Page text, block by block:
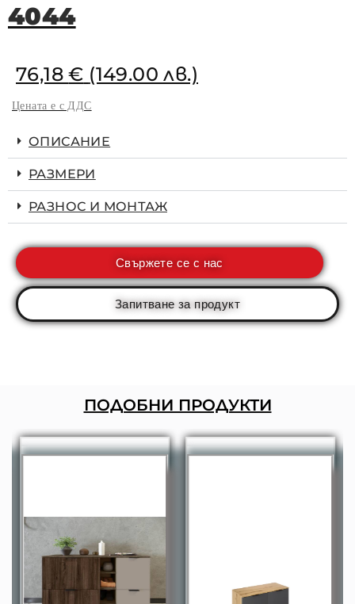
4044
76,18€ (149.00 лв.)
Цената е с ДДС
ОПИСАНИЕ
РАЗМЕРИ
РАЗНОС И МОНТАЖ
Свържете се с нас
Запитване за продукт
ПОДОБНИ ПРОДУКТИ